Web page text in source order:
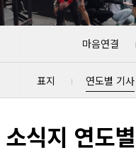
마음연결
표지 연도별 기사
소식지 연도